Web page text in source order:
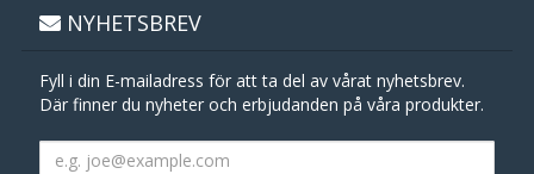
NYHETSBREV
Fyll i din E-mailadress för att ta del av vårat nyhetsbrev.
Där finner du nyheter och erbjudanden på våra produkter.